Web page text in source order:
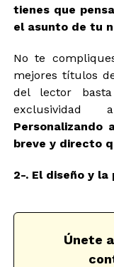
tienes que
el asunto de tu
No te
mejores títulos
del lector
exclusividad
Personalizando
breve y directo
2-. El diseño y la
Únete